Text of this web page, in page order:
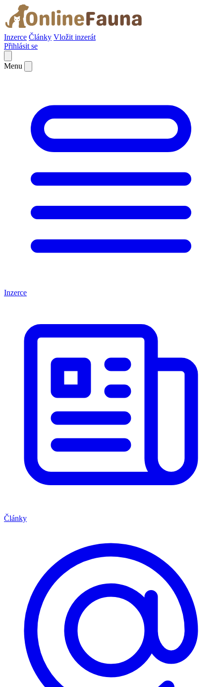
Inzerce Články Vložit inzerát
Přihlásit se
Menu
Inzerce
Články